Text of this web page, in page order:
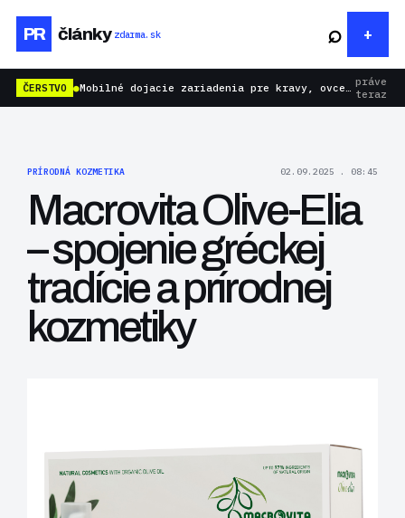
PR články zdarma.sk ⌕
ČERSTVO ● Mobilné dojacie zariadenia pre kravy, ovce aj kozy: rýchlejšie dojenie bez zbytočnej námahy práve
teraz
PRÍRODNÁ KOZMETIKA 02.09.2025 . 08:45
Macrovita Olive-Elia
– spojenie gréckej
tradície a prírodnej
kozmetiky